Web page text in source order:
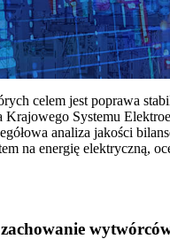
celem jest poprawa
Systemu
analiza jakości
energię elektryczną,